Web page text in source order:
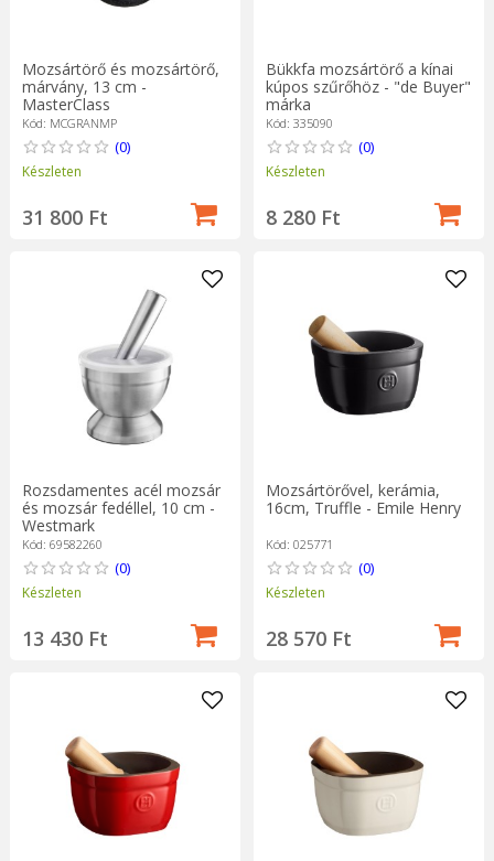
Mozsártörő és mozsártörő,
márvány, 13 cm -
MasterClass
Kód: MCGRANMP
(0)
Készleten
31 800 Ft
Bükkfa mozsártörő a kínai
kúpos szűrőhöz - "de Buyer"
márka
Kód: 335090
(0)
Készleten
8 280 Ft
Rozsdamentes acél mozsár
és mozsár fedéllel, 10 cm -
Westmark
Kód: 69582260
(0)
Készleten
13 430 Ft
Mozsártörővel, kerámia,
16cm, Truffle - Emile Henry
Kód: 025771
(0)
Készleten
28 570 Ft